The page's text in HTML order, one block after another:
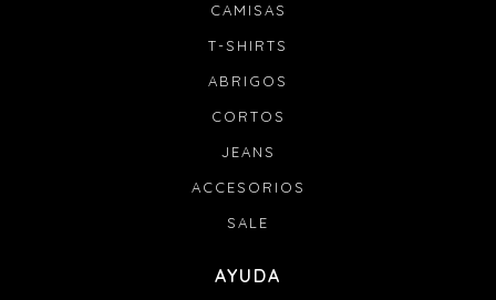
CAMISAS
T-SHIRTS
ABRIGOS
CORTOS
JEANS
ACCESORIOS
SALE
AYUDA